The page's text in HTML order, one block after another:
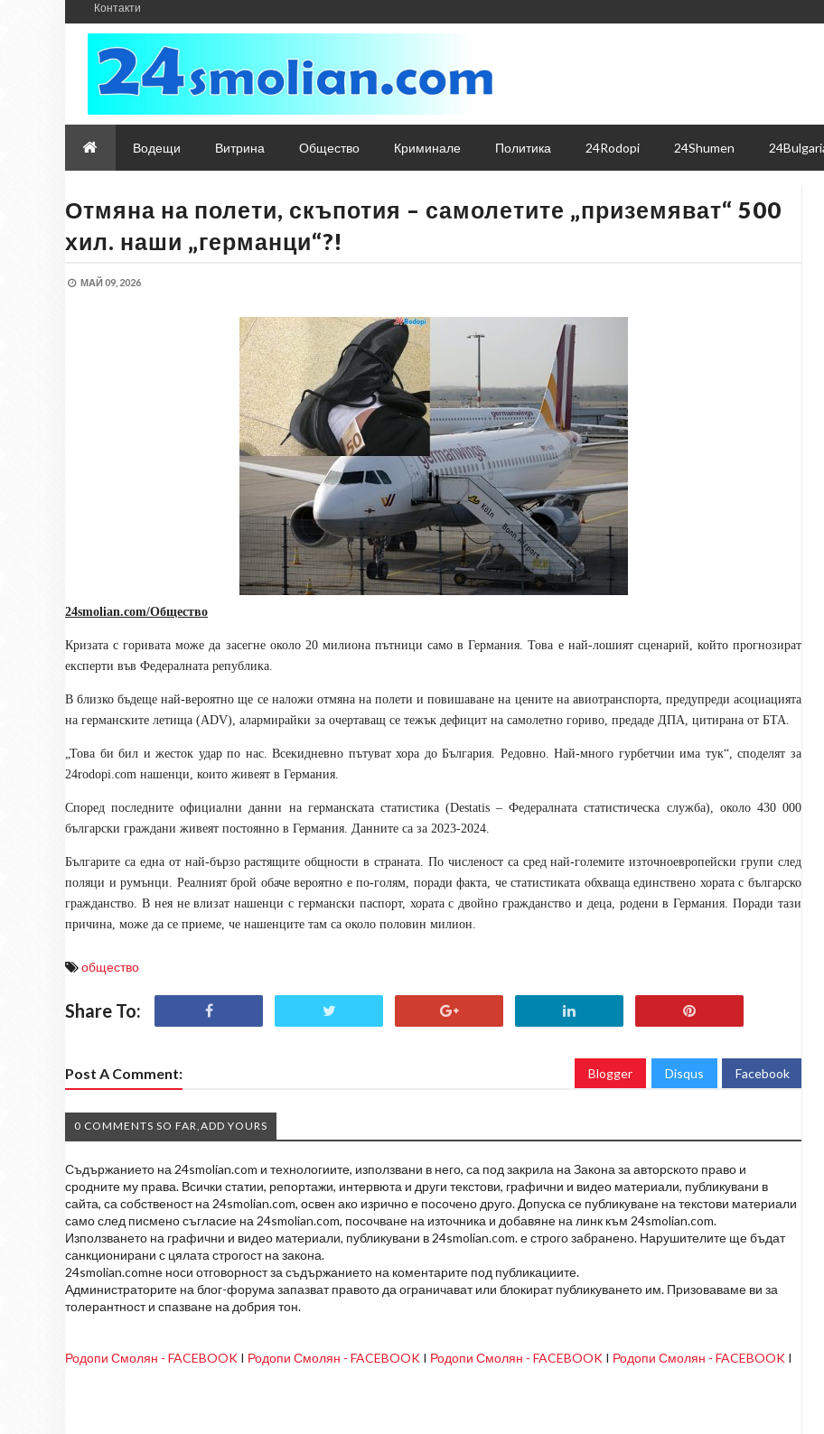
Контакти
Водещи Витрина Общество Криминале Политика 24Rodopi 24Shumen
Отмяна на полети, скъпотия – самолетите „приземяват“ 500
хил. наши „германци“?!
МАЙ 09, 2026
24smolian.com/Общество
Кризата с горивата може да засегне около 20 милиона пътници само в Германия. Това е най-лошият сценарий, който прогнозират
експерти във Федералната република.
В близко бъдеще най-вероятно ще се наложи отмяна на полети и повишаване на цените на авиотранспорта, предупреди асоциацията
на германските летища (ADV), алармирайки за очертаващ се тежък дефицит на самолетно гориво, предаде ДПА, цитирана от БТА.
„Това би бил и жесток удар по нас. Всекидневно пътуват хора до България. Редовно. Най-много гурбетчии има тук“, споделят за
24rodopi.com нашенци, които живеят в Германия.
Според последните официални данни на германската статистика (Destatis – Федералната статистическа служба), около 430 000
български граждани живеят постоянно в Германия. Данните са за 2023-2024.
Българите са една от най-бързо растящите общности в страната. По численост са сред най-големите източноевропейски групи след
поляци и румънци. Реалният брой обаче вероятно е по-голям, поради факта, че статистиката обхваща единствено хората с българско
гражданство. В нея не влизат нашенци с германски паспорт, хората с двойно гражданство и деца, родени в Германия. Поради тази
причина, може да се приеме, че нашенците там са около половин милион.
общество
Share To:
Post A Comment: Blogger Disqus Facebook
0 COMMENTS SO FAR,ADD YOURS
Съдържанието на 24smolian.com и технологиите, използвани в него, са под закрила на Закона за авторското право и
сродните му права. Всички статии, репортажи, интервюта и други текстови, графични и видео материали, публикувани в
сайта, са собственост на 24smolian.com, освен ако изрично е посочено друго. Допуска се публикуване на текстови материали
само след писмено съгласие на 24smolian.com, посочване на източника и добавяне на линк към 24smolian.com.
Използването на графични и видео материали, публикувани в 24smolian.com. е строго забранено. Нарушителите ще бъдат
санкционирани с цялата строгост на закона.
24smolian.comне носи отговорност за съдържанието на коментарите под публикациите.
Администраторите на блог-форума запазват правото да ограничават или блокират публикуването им. Призоваваме ви за
толерантност и спазване на добрия тон.
Родопи Смолян - FACEBOOK I Родопи Смолян - FACEBOOK I Родопи Смолян - FACEBOOK I Родопи Смолян - FACEBOOK I